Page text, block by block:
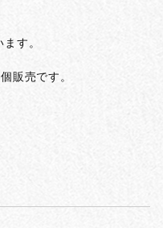
す。
販売です。